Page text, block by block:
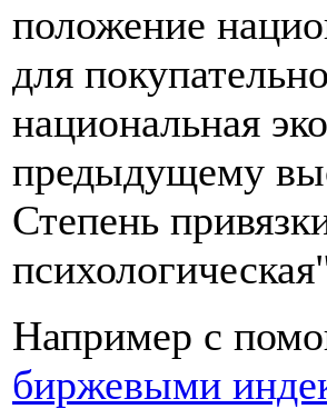
положение
для
национальная
предыдущему
Степень
Например с
биржевыми